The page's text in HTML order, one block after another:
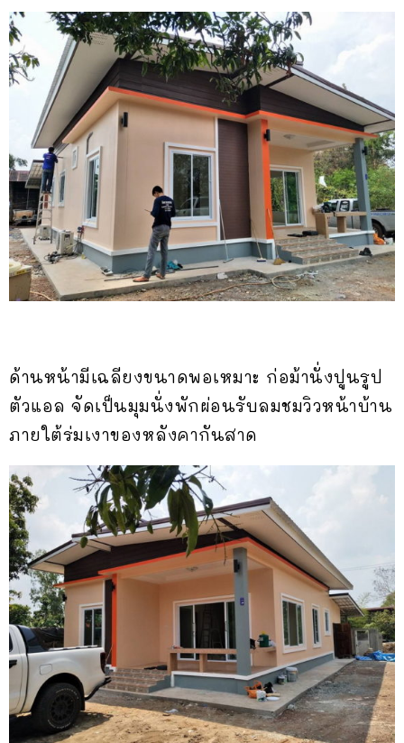
ด้านหน้ามีเฉลียงขนาดพอเหมาะ ก่อม้านั่งปูนรูป
ตัวแอล จัดเป็นมุมนั่งพักผ่อนรับลมชมวิวหน้าบ้าน
ภายใต้ร่มเงาของหลังคากันสาด